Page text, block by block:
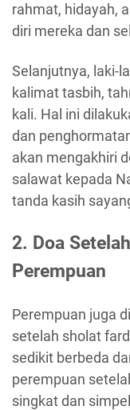
rahmat, hidayah,
diri mereka dan
Selanjutnya, laki-
kalimat tasbih,
kali. Hal ini
dan
akan mengakhiri
salawat kepada
tanda kasih
2. Doa
Perempuan
Perempuan juga
setelah sholat
sedikit berbeda
perempuan
singkat dan